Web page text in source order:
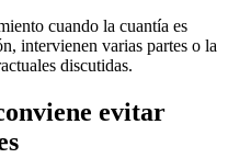
cuando la cuantía es
intervienen varias partes o la
discutidas.
evitar